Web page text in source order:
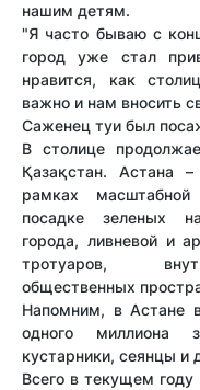
нашим детям.
"Я часто бываю с
город уже стал
нравится, как
важно и нам вносить
Саженец туи был
В столице
Қазақстан. Астана
рамках
посадке зеленых
города, ливневой и
тротуаров,
общественных
Напомним, в Астане
одного миллиона
кустарники, сеянцы
Всего в текущем году